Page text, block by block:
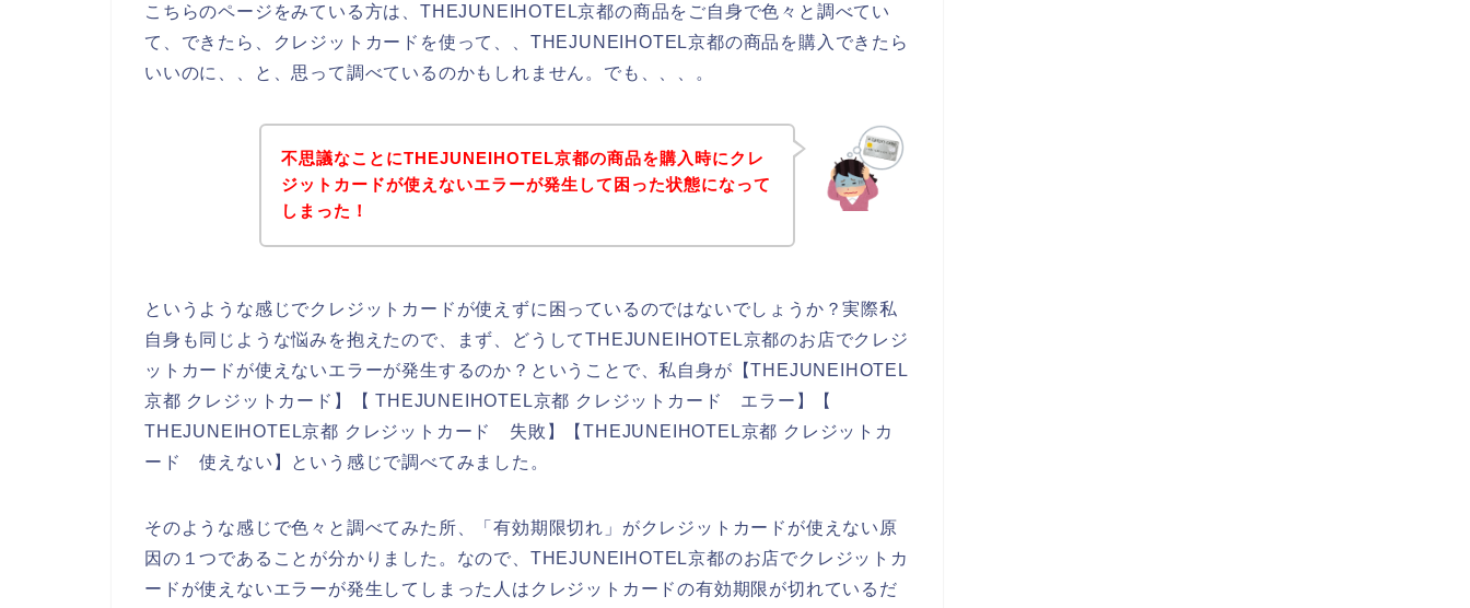
こちらのページをみている方は、THEJUNEIHOTEL京都の商品をご自身で色々と調べてい
て、できたら、クレジットカードを使って、、THEJUNEIHOTEL京都の商品を購入できたら
いいのに、、と、思って調べているのかもしれません。でも、、、。
不思議なことにTHEJUNEIHOTEL京都の商品を購入時にクレ
ジットカードが使えないエラーが発生して困った状態になって
しまった！
というような感じでクレジットカードが使えずに困っているのではないでしょうか？実際私
自身も同じような悩みを抱えたので、まず、どうしてTHEJUNEIHOTEL京都のお店でクレジ
ットカードが使えないエラーが発生するのか？ということで、私自身が【THEJUNEIHOTEL
京都 クレジットカード】【 THEJUNEIHOTEL京都 クレジットカード エラー】【
THEJUNEIHOTEL京都 クレジットカード 失敗】【THEJUNEIHOTEL京都 クレジットカ
ード 使えない】という感じで調べてみました。
そのような感じで色々と調べてみた所、「有効期限切れ」がクレジットカードが使えない原
因の１つであることが分かりました。なので、THEJUNEIHOTEL京都のお店でクレジットカ
ードが使えないエラーが発生してしまった人はクレジットカードの有効期限が切れているだ